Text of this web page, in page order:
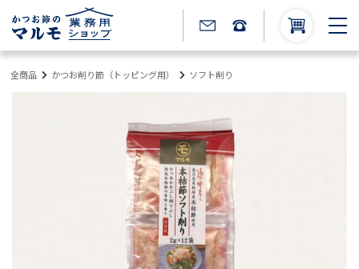
全商品 かつお削り節（トッピング用） ソフト削り